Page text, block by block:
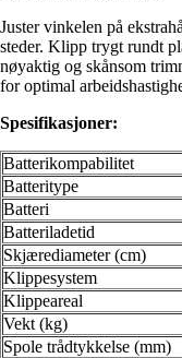
Juster vinkelen på
steder. Klipp trygt rundt
nøyaktig og skånsom
for optimal
Spesifikasjoner:
Batterikompabilitet
Batteritype
Batteri
Batteriladetid
Skjærediameter (cm)
Klippesystem
Klippeareal
Vekt (kg)
Spole trådtykkelse (mm)